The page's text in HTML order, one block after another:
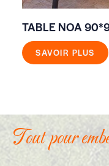
TABLE NOA
SAVOIR PLUS
Tout pour